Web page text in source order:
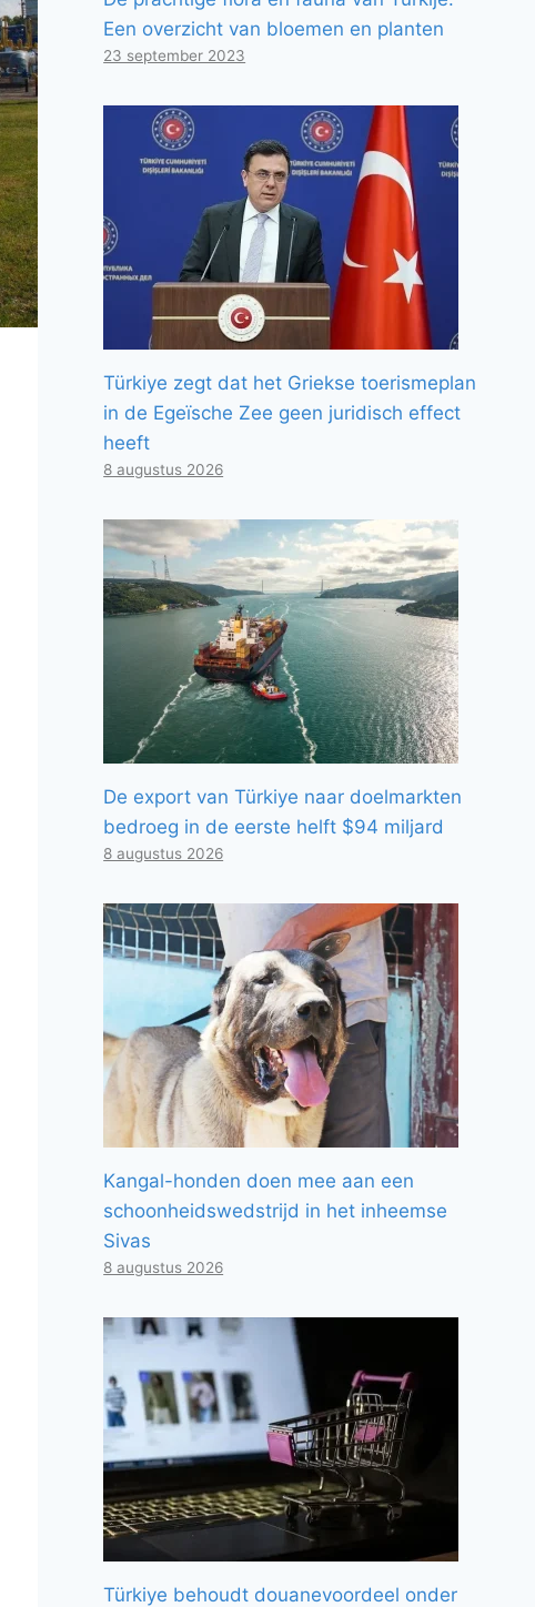
Een overzicht van bloemen en planten
23 september 2023
Türkiye zegt dat het Griekse toerismeplan
in de Egeïsche Zee geen juridisch effect
heeft
8 augustus 2026
De export van Türkiye naar doelmarkten
bedroeg in de eerste helft $94 miljard
8 augustus 2026
Kangal-honden doen mee aan een
schoonheidswedstrijd in het inheemse
Sivas
8 augustus 2026
Türkiye behoudt douanevoordeel onder